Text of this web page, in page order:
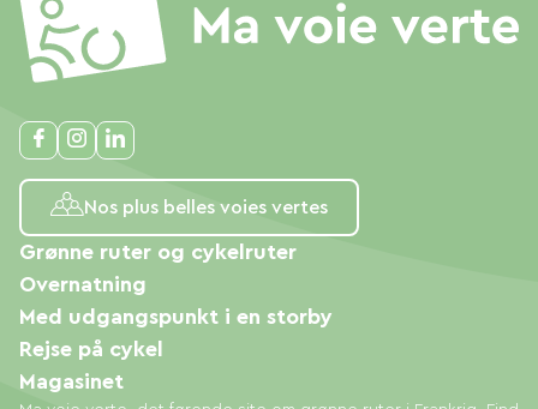
Nos plus belles voies vertes
Grønne ruter og cykelruter
Overnatning
Med udgangspunkt i en storby
Rejse på cykel
Magasinet